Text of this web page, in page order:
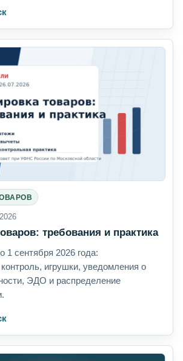
требования и практика
1 сентября 2026 года:
игрушки, уведомления о
ЭДО и распределение